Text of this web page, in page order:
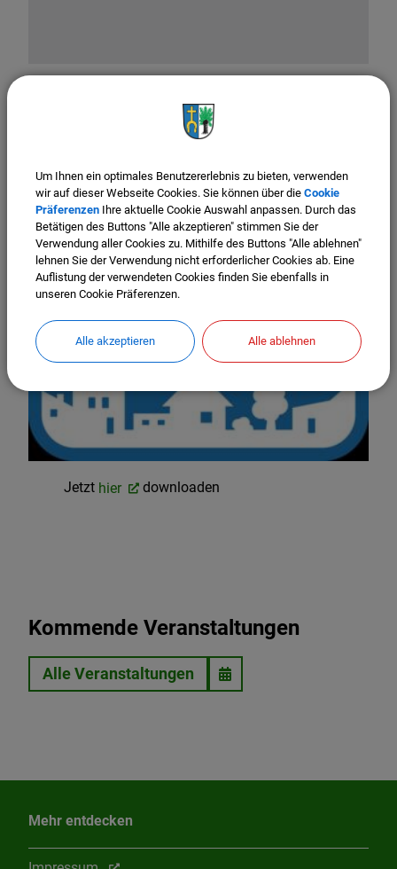
Jetzt hier downloaden
Kommende Veranstaltungen
Alle Veranstaltungen
Mehr entdecken
Um Ihnen ein optimales Benutzererlebnis zu bieten, verwenden
wir auf dieser Webseite Cookies. Sie können über die Cookie
Präferenzen Ihre aktuelle Cookie Auswahl anpassen. Durch das
Betätigen des Buttons "Alle akzeptieren" stimmen Sie der
Verwendung aller Cookies zu. Mithilfe des Buttons "Alle ablehnen"
lehnen Sie der Verwendung nicht erforderlicher Cookies ab. Eine
Auflistung der verwendeten Cookies finden Sie ebenfalls in
unseren Cookie Präferenzen.
Alle akzeptieren Alle ablehnen